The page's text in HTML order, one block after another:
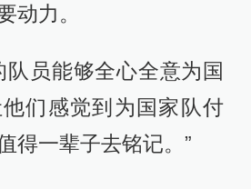
动力。
队员能够全心全意为国
们感觉到为国家队付
得一辈子去铭记。”